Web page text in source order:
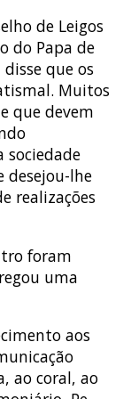
de Leigos
do Papa de
que os
Muitos
que devem
sociedade
desejou-lhe
realizações
foram
uma
aos
ao coral, ao